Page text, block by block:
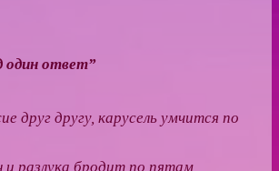
один ответ”
друг другу, карусель умчится по
и разлука бродит по пятам